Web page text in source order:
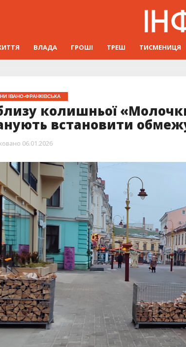
ВЛАДА ГРОШІ ТРЕШ ТИСМЕНИЦЯ
ІВАНО-ФРАНКІВСЬКА
колишньої
встановити
06.01.2026